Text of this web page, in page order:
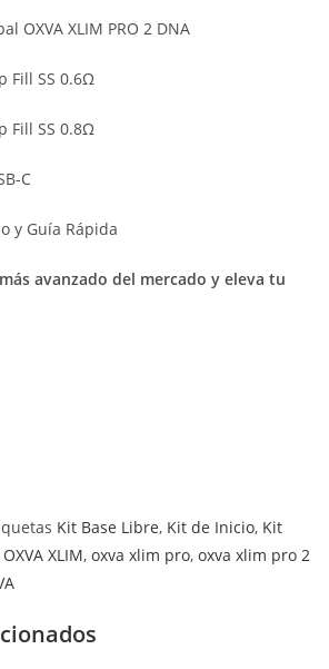
OXVA XLIM PRO 2 DNA
Fill SS 0.6Ω
Fill SS 0.8Ω
C
y Guía Rápida
avanzado del mercado y eleva tu
Kit Base Libre, Kit de Inicio, Kit
OXVA XLIM, oxva xlim pro, oxva xlim pro 2